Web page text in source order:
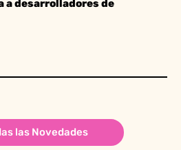
desarrolladores de
las Novedades